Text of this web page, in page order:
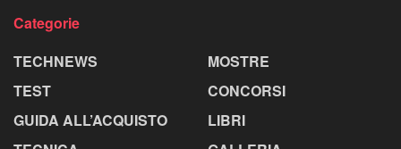
Categorie
TECHNEWS
TEST
GUIDA ALL’ACQUISTO
MOSTRE
CONCORSI
LIBRI